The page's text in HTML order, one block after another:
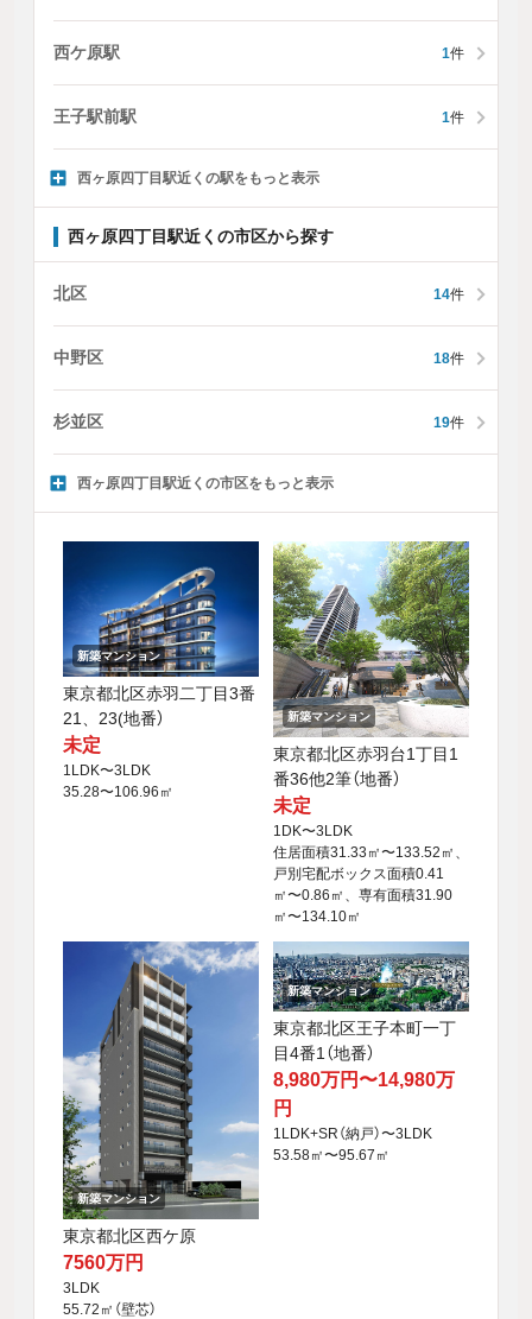
西ケ原駅 1件
王子駅前駅 1件
西ヶ原四丁目駅近くの駅をもっと表示
西ヶ原四丁目駅近くの市区から探す
北区 14件
中野区 18件
杉並区 19件
西ヶ原四丁目駅近くの市区をもっと表示
新築マンション
東京都北区赤羽二丁目3番
21、23(地番）
未定
1LDK〜3LDK
35.28〜106.96㎡
新築マンション
東京都北区赤羽台1丁目1
番36他2筆（地番）
未定
1DK〜3LDK
住居面積31.33㎡〜133.52㎡、
戸別宅配ボックス面積0.41
㎡〜0.86㎡、専有面積31.90
㎡〜134.10㎡
新築マンション
東京都北区西ケ原
7560万円
3LDK
55.72㎡（壁芯）
新築マンション
東京都北区王子本町一丁
目4番1（地番）
8,980万円〜14,980万
円
1LDK+SR（納戸）〜3LDK
53.58㎡〜95.67㎡